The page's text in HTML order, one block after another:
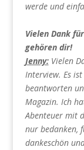
werde und
Vielen Dank
gehören dir!
Jenny:Vielen
Interview. Es
beantworten
Magazin. Ich
Abenteuer mit
nur bedanken,
dankeschön